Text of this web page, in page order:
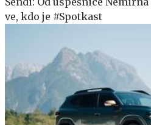
ve, kdo je #Spotkast